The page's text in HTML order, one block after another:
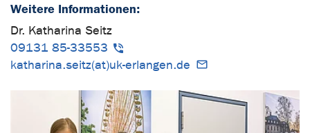
Weitere Informationen:
Dr. Katharina Seitz
09131 85-33553
katharina.seitz(at)uk-erlangen.de